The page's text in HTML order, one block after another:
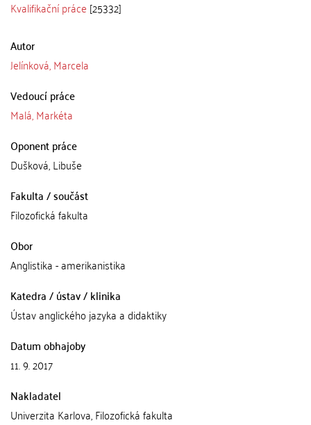
Kvalifikační práce [25332]
Autor
Jelínková, Marcela
Vedoucí práce
Malá, Markéta
Oponent práce
Dušková, Libuše
Fakulta / součást
Filozofická fakulta
Obor
Anglistika - amerikanistika
Katedra / ústav / klinika
Ústav anglického jazyka a didaktiky
Datum obhajoby
11. 9. 2017
Nakladatel
Univerzita Karlova, Filozofická fakulta